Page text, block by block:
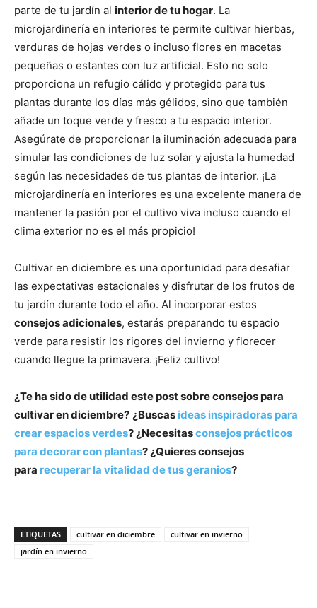
parte de tu jardín al interior de tu hogar. La
microjardinería en interiores te permite cultivar hierbas,
verduras de hojas verdes o incluso flores en macetas
pequeñas o estantes con luz artificial. Esto no solo
proporciona un refugio cálido y protegido para tus
plantas durante los días más gélidos, sino que también
añade un toque verde y fresco a tu espacio interior.
Asegúrate de proporcionar la iluminación adecuada para
simular las condiciones de luz solar y ajusta la humedad
según las necesidades de tus plantas de interior. ¡La
microjardinería en interiores es una excelente manera de
mantener la pasión por el cultivo viva incluso cuando el
clima exterior no es el más propicio!
Cultivar en diciembre es una oportunidad para desafiar
las expectativas estacionales y disfrutar de los frutos de
tu jardín durante todo el año. Al incorporar estos
consejos adicionales, estarás preparando tu espacio
verde para resistir los rigores del invierno y florecer
cuando llegue la primavera. ¡Feliz cultivo!
¿Te ha sido de utilidad este post sobre consejos para
cultivar en diciembre? ¿Buscas ideas inspiradoras para
crear espacios verdes? ¿Necesitasconsejos prácticos
para decorar con plantas? ¿Quieres consejos
para recuperar la vitalidad de tus geranios?
ETIQUETAS cultivar en diciembre
cultivar en invierno
jardín en invierno